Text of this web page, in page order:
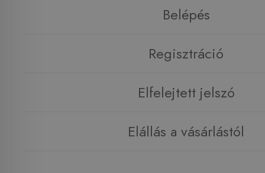
Belépés
Regisztráció
Elfelejtett jelszó
Elállás a vásárlástól